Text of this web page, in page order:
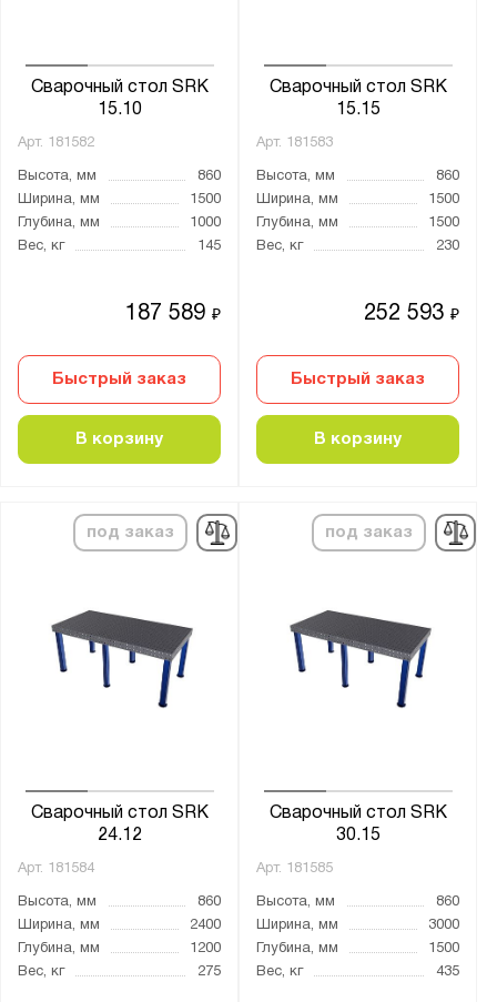
Сварочный стол SRK
15.10
Арт. 181582
Высота, мм
860
Ширина, мм
1500
Глубина, мм
1000
Вес, кг
145
187 589₽
Быстрый заказ
В корзину
Сварочный стол SRK
15.15
Арт. 181583
Высота, мм
860
Ширина, мм
1500
Глубина, мм
1500
Вес, кг
230
252 593₽
Быстрый заказ
В корзину
под заказ
Сварочный стол SRK
24.12
Арт. 181584
Высота, мм
860
Ширина, мм
2400
Глубина, мм
1200
Вес, кг
275
под заказ
Сварочный стол SRK
30.15
Арт. 181585
Высота, мм
860
Ширина, мм
3000
Глубина, мм
1500
Вес, кг
435